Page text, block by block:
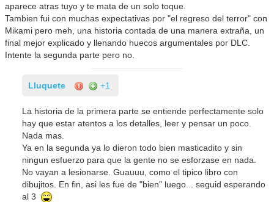
aparece atras tuyo y te mata de un solo toque.
Tambien fui con muchas expectativas por "el regreso del terror" con
Mikami pero meh, una historia contada de una manera extraña, un
final mejor explicado y llenando huecos argumentales por DLC.
Intente la segunda parte pero no.
Lluquete +1
La historia de la primera parte se entiende perfectamente solo
hay que estar atentos a los detalles, leer y pensar un poco.
Nada mas.
Ya en la segunda ya lo dieron todo bien masticadito y sin
ningun esfuerzo para que la gente no se esforzase en nada.
No vayan a lesionarse. Guauuu, como el tipico libro con
dibujitos. En fin, asi les fue de "bien" luego... seguid esperando
al 3